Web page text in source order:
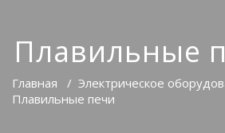
Плавильные
Главная / Электрическое
Плавильные печи